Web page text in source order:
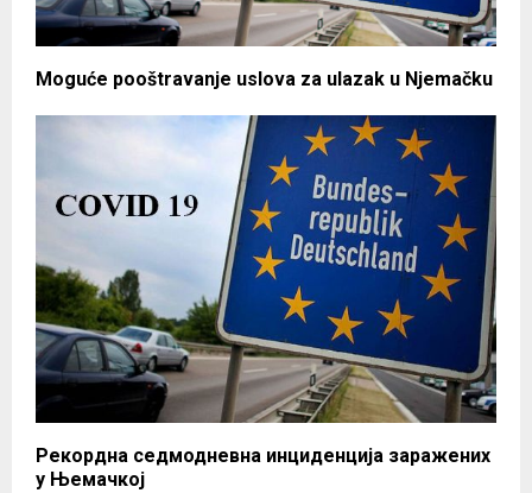
Moguće pooštravanje uslova za ulazak u Njemačku
Рекордна седмодневна инциденција заражених
у Њемачкој